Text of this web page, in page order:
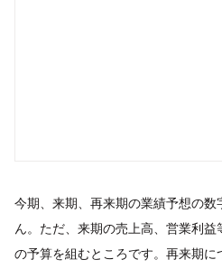
今期、来期、再来期の業績予想の
ん。ただ、来期の売上高、営業利
の予算を組むところです。再来期